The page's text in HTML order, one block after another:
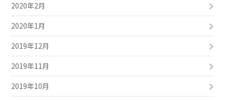
2020年2月
2020年1月
2019年12月
2019年11月
2019年10月